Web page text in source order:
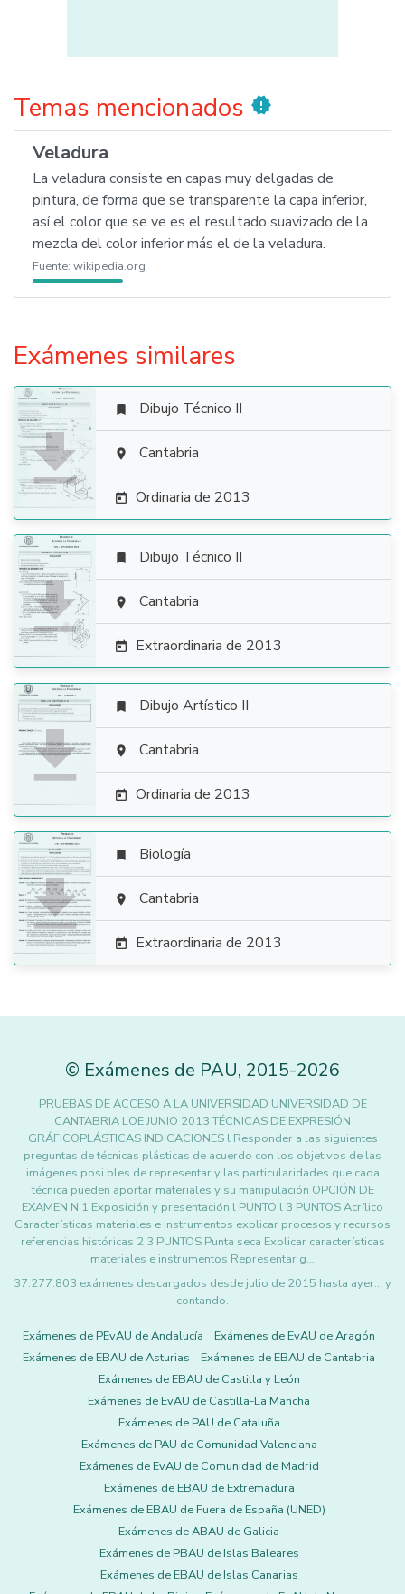
Temas mencionados new_releases
Veladura
La veladura consiste en capas muy delgadas de
pintura, de forma que se transparente la capa inferior,
así el color que se ve es el resultado suavizado de la
mezcla del color inferior más el de la veladura.
Fuente: wikipedia.org
Exámenes similares

 Dibujo Técnico II
 Cantabria
 Ordinaria de 2013

 Dibujo Técnico II
 Cantabria
 Extraordinaria de 2013

 Dibujo Artístico II
 Cantabria
 Ordinaria de 2013

 Biología
 Cantabria
 Extraordinaria de 2013
© Exámenes de PAU, 2015-2026
PRUEBAS DE ACCESO A LA UNIVERSIDAD UNIVERSIDAD DE
CANTABRIA LOE JUNIO 2013 TÉCNICAS DE EXPRESIÓN
GRÁFICOPLÁSTICAS INDICACIONES l Responder a las siguientes
preguntas de técnicas plásticas de acuerdo con los objetivos de las
imágenes posi bles de representar y las particularidades que cada
técnica pueden aportar materiales y su manipulación OPCIÓN DE
EXAMEN N 1 Exposición y presentación l PUNTO l 3 PUNTOS Acrílico
Características materiales e instrumentos explicar procesos y recursos
referencias históricas 2 3 PUNTOS Punta seca Explicar características
materiales e instrumentos Representar g…
37.277.803 exámenes descargados desde julio de 2015 hasta ayer... y
contando.
Exámenes de PEvAU de Andalucía
Exámenes de EvAU de Aragón
Exámenes de EBAU de Asturias
Exámenes de EBAU de Cantabria
Exámenes de EBAU de Castilla y León
Exámenes de EvAU de Castilla-La Mancha
Exámenes de PAU de Cataluña
Exámenes de PAU de Comunidad Valenciana
Exámenes de EvAU de Comunidad de Madrid
Exámenes de EBAU de Extremadura
Exámenes de EBAU de Fuera de España (UNED)
Exámenes de ABAU de Galicia
Exámenes de PBAU de Islas Baleares
Exámenes de EBAU de Islas Canarias